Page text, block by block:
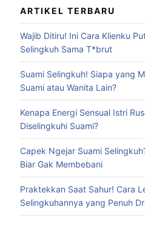
ARTIKEL TERBARU
Wajib Ditiru! Ini Cara Klienku
Selingkuh Sama T*brut
Suami Selingkuh! Siapa yang
Suami atau Wanita Lain?
Kenapa Energi Sensual Istri
Diselingkuhi Suami?
Capek Ngejar Suami
Biar Gak Membebani
Praktekkan Saat Sahur! Cara
Selingkuhannya yang Penuh